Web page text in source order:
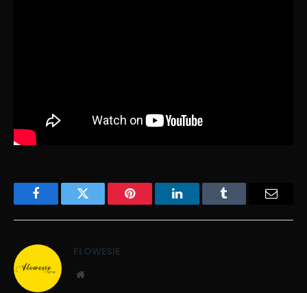
FacebookTwitter Pinterest LinkedInTumblr Email
FLOWESIE
Website